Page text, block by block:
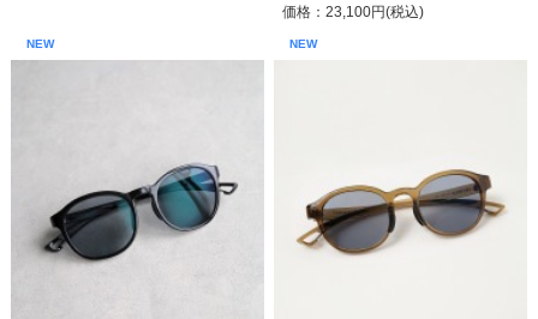
価格：23,100円(税込)
NEW NEW